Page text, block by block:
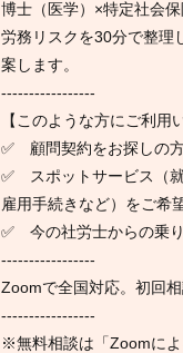
博士（医学）×特定社会
労務リスクを30分で整理
案します。
-----------------
【このような方にご利用
✅ 顧問契約をお探しの
✅ スポットサービス（
雇用手続きなど）をご希
✅ 今の社労士からの乗
-----------------
Zoomで全国対応。初回相
-----------------
※無料相談は「Zoomに